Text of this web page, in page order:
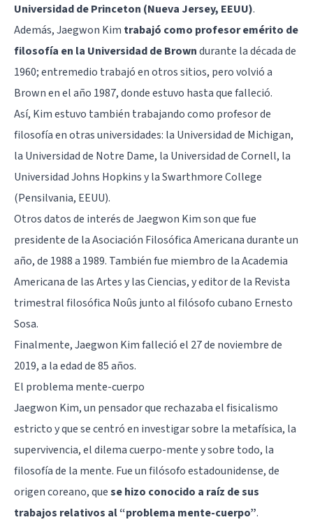
Universidad de Princeton (Nueva Jersey, EEUU).
Además, Jaegwon Kim trabajó como profesor emérito de
filosofía en la Universidad de Browndurante la década de
1960; entremedio trabajó en otros sitios, pero volvió a
Brown en el año 1987, donde estuvo hasta que falleció.
Así, Kim estuvo también trabajando como profesor de
filosofía en otras universidades: la Universidad de Michigan,
la Universidad de Notre Dame, la Universidad de Cornell, la
Universidad Johns Hopkins y la Swarthmore College
(Pensilvania, EEUU).
Otros datos de interés de Jaegwon Kim son que fue
presidente de la Asociación Filosófica Americana durante un
año, de 1988 a 1989. También fue miembro de la Academia
Americana de las Artes y las Ciencias, y editor de la Revista
trimestral filosófica Noûs junto al filósofo cubano Ernesto
Sosa.
Finalmente, Jaegwon Kim falleció el 27 de noviembre de
2019, a la edad de 85 años.
El problema mente-cuerpo
Jaegwon Kim, un pensador que rechazaba el fisicalismo
estricto y que se centró en investigar sobre la metafísica, la
supervivencia, el dilema cuerpo-mente y sobre todo, la
filosofía de la mente. Fue un filósofo estadounidense, de
origen coreano, quese hizo conocido a raíz de sus
trabajos relativos al “problema mente-cuerpo”.